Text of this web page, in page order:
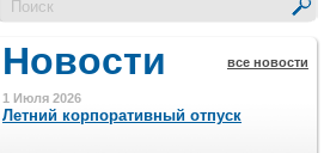
Новости все новости
1 Июля 2026
Летний корпоративный отпуск